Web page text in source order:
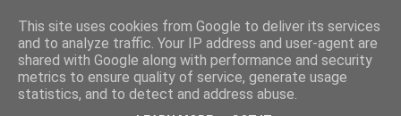
This site uses cookies from Google to deliver its services
and to analyze traffic. Your IP address and user-agent are
shared with Google along with performance and security
metrics to ensure quality of service, generate usage
statistics, and to detect and address abuse.